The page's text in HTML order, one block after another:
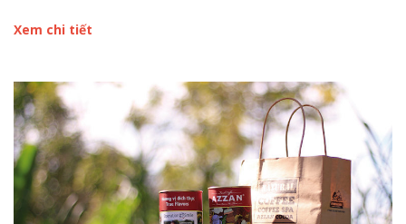
Xem chi tiết